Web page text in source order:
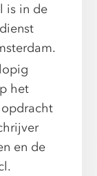
is in de
het
en de